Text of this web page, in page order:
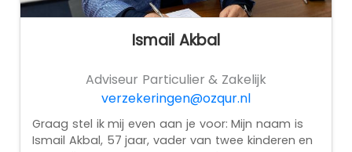
Ismail Akbal
Adviseur Particulier & Zakelijk
verzekeringen@ozqur.nl
Graag stel ik mij even aan je voor: Mijn naam is
Ismail Akbal, 57 jaar, vader van twee kinderen en